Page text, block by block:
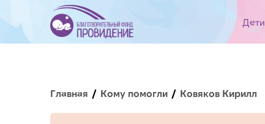
Дети
Главная Кому помогли Ковяков Кирилл